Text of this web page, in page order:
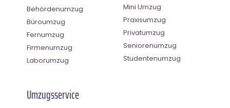
Behördenumzug
Büroumzug
Fernumzug
Firmenumzug
Laborumzug
Mini Umzug
Praxisumzug
Privatumzug
Seniorenumzug
Studentenumzug
Umzugsservice